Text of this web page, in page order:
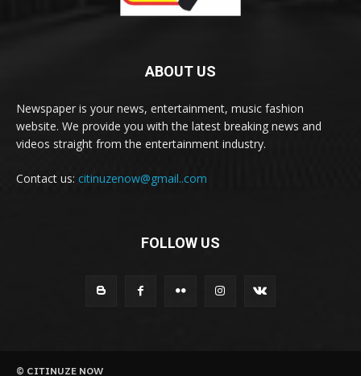
ABOUT US
Newspaper is your news, entertainment, music fashion
website. We provide you with the latest breaking news and
videos straight from the entertainment industry.
Contact us: citinuzenow@gmail..com
FOLLOW US
© CITINUZE NOW